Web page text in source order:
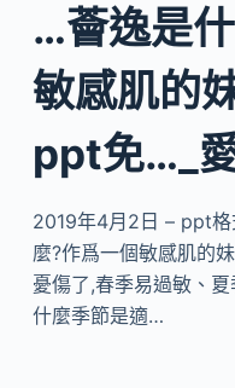
…薈逸是
敏感肌的
ppt免…_
2019年4月2日 – ppt
麼?作爲一個敏感肌的
憂傷了,春季易過敏、
什麼季節是適…